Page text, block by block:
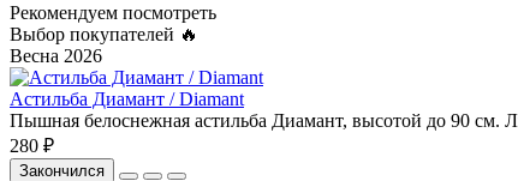
Рекомендуем посмотреть
Выбор покупателей 🔥
Весна 2026
Астильба Диамант / Diamant
Пышная белоснежная астильба Диамант, высотой до 90 см.
280 ₽
Закончился